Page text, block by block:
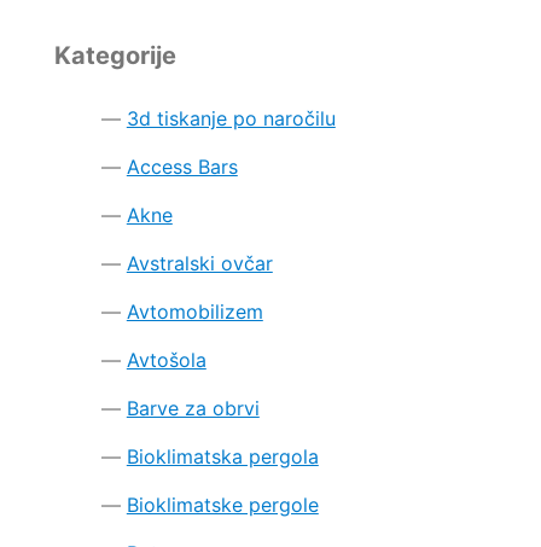
Kategorije
3d tiskanje po naročilu
Access Bars
Akne
Avstralski ovčar
Avtomobilizem
Avtošola
Barve za obrvi
Bioklimatska pergola
Bioklimatske pergole